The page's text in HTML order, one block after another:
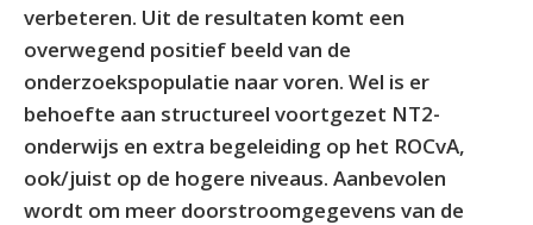
verbeteren. Uit de resultaten komt een
overwegend positief beeld van de
onderzoekspopulatie naar voren. Wel is er
behoefte aan structureel voortgezet NT2-
onderwijs en extra begeleiding op het ROCvA,
ook/juist op de hogere niveaus. Aanbevolen
wordt om meer doorstroomgegevens van de